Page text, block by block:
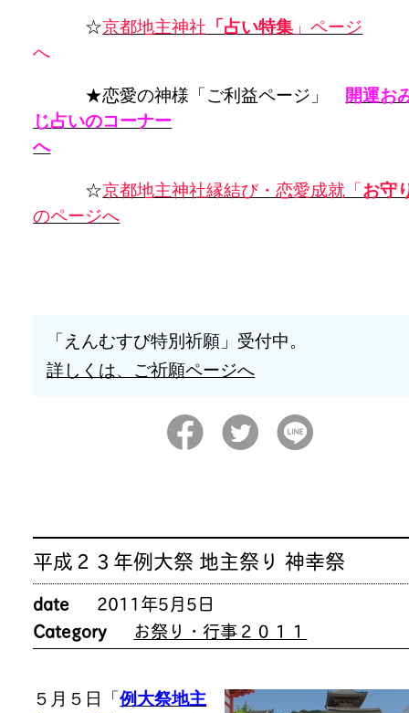
☆京都地主神社 「占い特集 」ページ
★恋愛の神様「ご利益ページ」
開運お
じ占いのコーナー
へ
☆京都地主神社縁結び・恋愛成就「お守
のページへ
「えんむすび特別祈願」受付中。
詳しくは、ご祈願ページへ
平成２３年例大祭 地主祭り 神幸祭
date
2011年5月5日
Category
お祭り・行事２０１１
５月５日「例大祭地主